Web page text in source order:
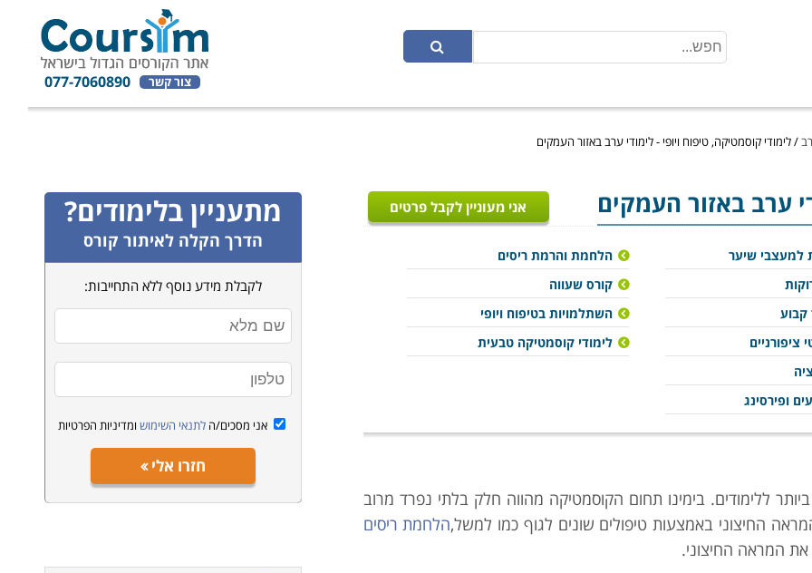
צור קשר 077-7060890
/לימודי קוסמטיקה, טיפוח ויופי - לימודי ערב באזור העמקים
ערב באזור העמקים אני מעוניין לקבל פרטים
למעצבי שיער
קבוע
ציפורניים
ופירסינג
הלחמת והרמת ריסים
קורס שעווה
השתלמויות בטיפוח ויופי
לימודי קוסמטיקה טבעית
ללימודים. בימינו תחום הקוסמטיקה מהווה חלק בלתי נפרד מרוב
החיצוני באמצעות טיפולים שונים לגוף כמו למשל,הלחמת ריסים
את המראה החיצוני.
מתעניין בלימודים?
הדרך הקלה לאיתור קורס
לקבלת מידע נוסף ללא התחייבות:
אני מסכים/הלתנאי השימוש ומדיניות הפרטיות
חזרו אלי